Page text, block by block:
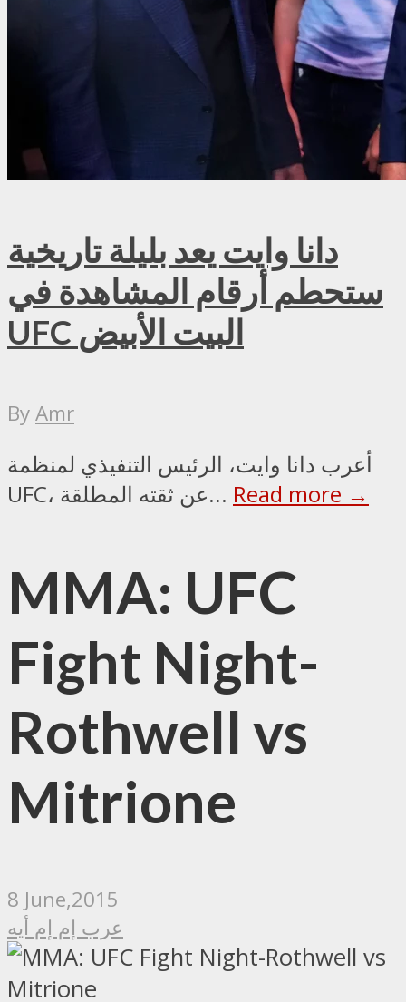
دانا وايت يعد بليلة تاريخية
ستحطم أرقام المشاهدة في
UFC البيت الأبيض
ByAmr
أعرب دانا وايت، الرئيس التنفيذي لمنظمة
UFC، عن ثقته المطلقة... Read more →
MMA: UFC
Fight Night-
Rothwell vs
Mitrione
8 June,2015
عرب إم إم أيه